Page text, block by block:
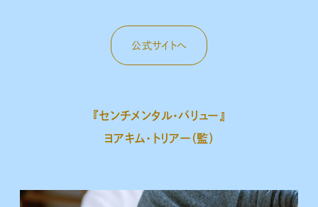
公式サイトへ
『センチメンタル・バリュー』
ヨアキム・トリアー（監）